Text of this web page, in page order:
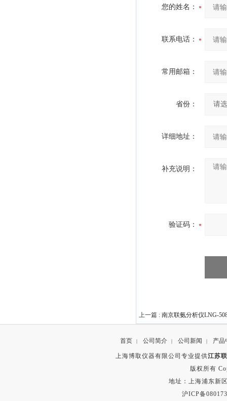
您的姓名：
联系电话：
常用邮箱：
省份：
详细地址：
补充说明：
验证码：
上一篇 : 南京联氨分析仪LNG-
首页 | 公司简介 | 公司新闻 | 产品
上海博取仪器有限公司专业提供江苏
版权所有
地址：上海浦东新
沪ICP备